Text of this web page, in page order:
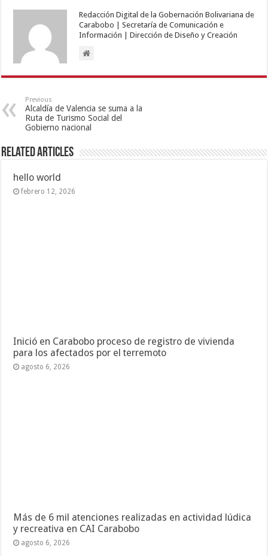
Redacción Digital de la Gobernación Bolivariana de
Carabobo | Secretaría de Comunicación e
Información | Dirección de Diseño y Creación
Previous
Alcaldía de Valencia se suma a la
Ruta de Turismo Social del
Gobierno nacional
Related Articles
hello world
febrero 12, 2026
Inició en Carabobo proceso de registro de vivienda
para los afectados por el terremoto
agosto 6, 2026
Más de 6 mil atenciones realizadas en actividad lúdica
y recreativa en CAI Carabobo
agosto 6, 2026